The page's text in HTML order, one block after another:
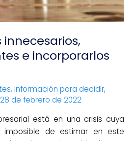
innecesarios,
e incorporarlos
, Información para decidir,
28 de febrero de 2022
está en una crisis cuya
de estimar en este